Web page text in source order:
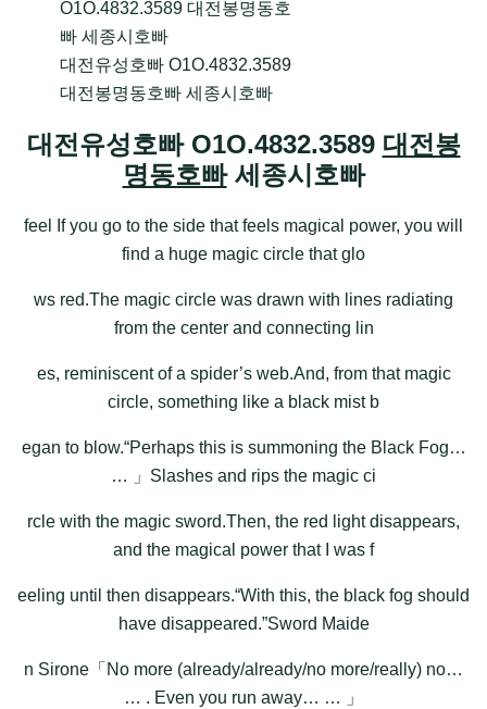
대전유성호빠 O1O.4832.3589
대전봉명동호빠 세종시호빠
대전유성호빠 O1O.4832.3589 대전봉
명동호빠세종시호빠
feel If you go to the side that feels magical power, you will
find a huge magic circle that glo
ws red.The magic circle was drawn with lines radiating
from the center and connecting lin
es, reminiscent of a spider’s web.And, from that magic
circle, something like a black mist b
egan to blow.“Perhaps this is summoning the Black Fog…
… 」Slashes and rips the magic ci
rcle with the magic sword.Then, the red light disappears,
and the magical power that I was f
eeling until then disappears.“With this, the black fog should
have disappeared.”Sword Maide
n Sirone「No more (already/already/no more/really) no…
… . Even you run away… … 」